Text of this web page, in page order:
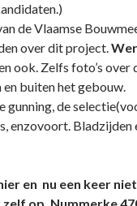
de Vlaamse
over dit project.
ook. Zelfs foto’s over
buiten het gebouw.
gunning, de
enzovoort. Bladzijden
en nu een keer